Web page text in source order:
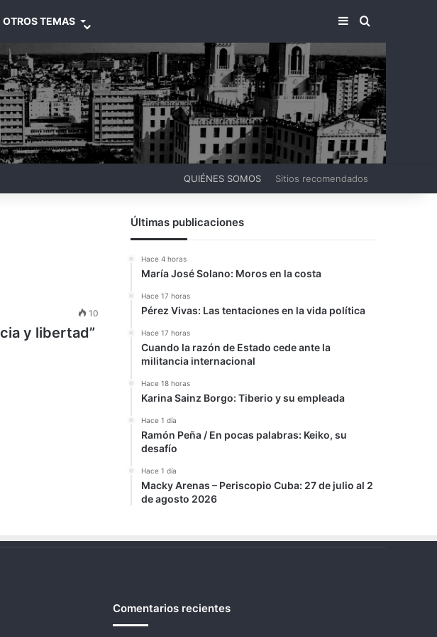
OTROS TEMAS BARRA LATERAL
BUSCAR
QUIÉNES SOMOS Sitios recomendados
10
y libertad”
Últimas publicaciones
Hace 4 horas
María José Solano: Moros en la costa
Hace 17 horas
Pérez Vivas: Las tentaciones en la vida política
Hace 17 horas
Cuando la razón de Estado cede ante la
militancia internacional
Hace 18 horas
Karina Sainz Borgo: Tiberio y su empleada
Hace 1 día
Ramón Peña / En pocas palabras: Keiko, su
desafío
Hace 1 día
Macky Arenas – Periscopio Cuba: 27 de julio al 2
de agosto 2026
Comentarios recientes